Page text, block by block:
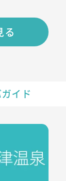
る
イド
リゾートバイト・